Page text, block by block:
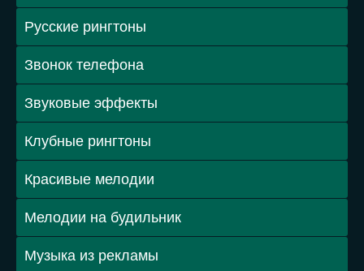
Русские рингтоны
Звонок телефона
Звуковые эффекты
Клубные рингтоны
Красивые мелодии
Мелодии на будильник
Музыка из рекламы